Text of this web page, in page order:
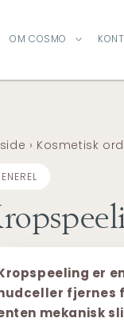
OM COSMO
› Kosmetisk
er
fjernes
mekanisk